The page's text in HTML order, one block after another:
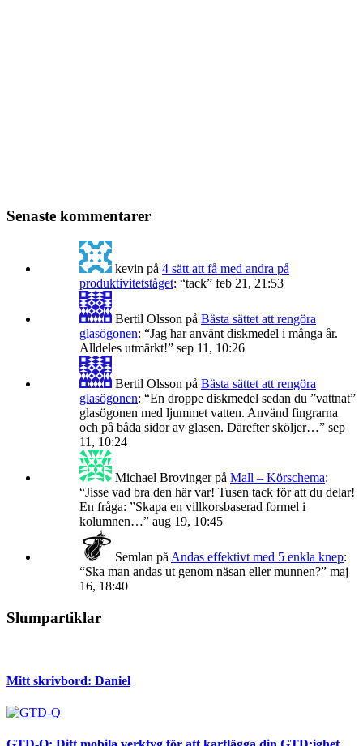
Senaste kommentarer
kevin på 4 sätt att få med andra på
produktivitetståget: “tack” feb 21, 21:53
Bertil Olsson på Bästa sättet att rengöra
glasögonen: “Jag har använt diskmedel i många år.
Alldeles utmärkt!” sep 11, 10:26
Bertil Olsson på Bästa sättet att rengöra
glasögonen: “En droppe diskmedel sedan du ”vattnat”
glasögonen med ljummet vatten. Använd fingrarna
och på båda sidor av glasen. Därefter sköljer…” sep
11, 10:24
Michael Brovingerpå Mall – Körschema:
“Jisse vad bra den här var! Tusen tack för att du delar!
En fråga: ”Skapa en villkorsbaserad formel i
kolumnen…” aug 19, 10:45
Semlan på Andas effektivt med 5 enkla knep:
“Ska man andas ut genom näsan eller munnen?” maj
16, 18:40
Slumpartiklar
Mitt skrivbord: Daniel